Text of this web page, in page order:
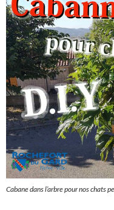
Cabane dans l’arbre pour nos chats